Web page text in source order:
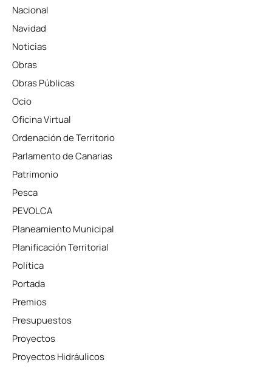
Nacional
Navidad
Noticias
Obras
Obras Públicas
Ocio
Oficina Virtual
Ordenación de Territorio
Parlamento de Canarias
Patrimonio
Pesca
PEVOLCA
Planeamiento Municipal
Planificación Territorial
Política
Portada
Premios
Presupuestos
Proyectos
Proyectos Hidráulicos